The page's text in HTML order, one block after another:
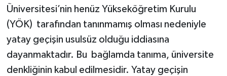
Üniversitesi’nin henüz Yükseköğretim Kurulu
(YÖK) tarafından tanınmamış olması nedeniyle
yatay geçişin usulsüz olduğu iddiasına
dayanmaktadır. Bu bağlamda tanıma, üniversite
denkliğinin kabul edilmesidir. Yatay geçişin